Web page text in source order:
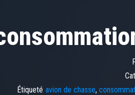
Étiqueté avion de chasse,